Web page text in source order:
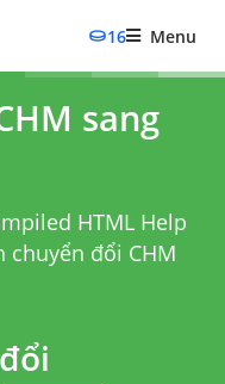
16 Menu
sang
HTML Help
chuyển đổi CHM